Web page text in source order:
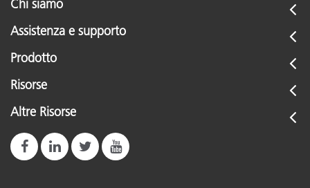
Chi siamo
Assistenza e supporto
Prodotto
Risorse
Altre Risorse